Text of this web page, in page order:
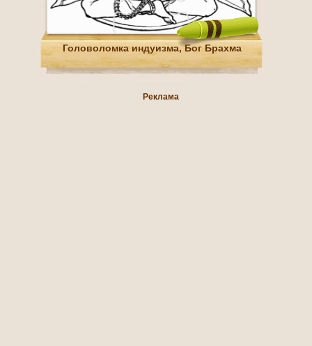
Головоломка индуизма, Бог Брахма
Реклама